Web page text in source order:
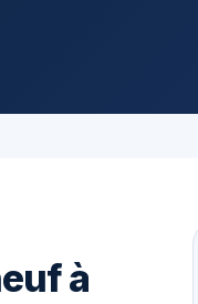
à